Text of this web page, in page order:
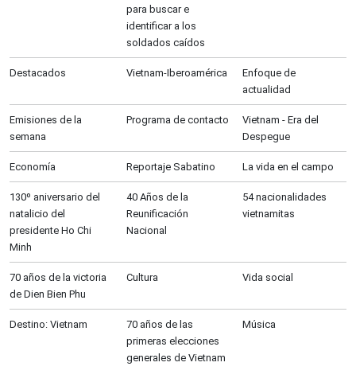
para buscar e
identificar a los
soldados caídos
Destacados Vietnam-Iberoamérica
Enfoque de
actualidad
Emisiones de la
semana
Programa de contacto
Vietnam - Era del
Despegue
Economía Reportaje Sabatino La vida en el campo
130º aniversario del
natalicio del
presidente Ho Chi
Minh
40 Años de la
Reunificación
Nacional
54 nacionalidades
vietnamitas
70 años de la victoria
de Dien Bien Phu
Cultura Vida social
Destino: Vietnam
70 años de las
primeras elecciones
generales de Vietnam
Música